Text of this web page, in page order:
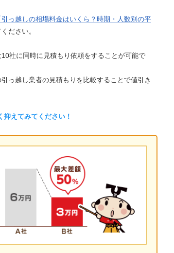
引っ越しの相場料金はいくら？時期・人数別の平
ださい。
社に同時に見積もり依頼をすることが可能で
っ越し業者の見積もりを比較することで値引き
えてみてください！